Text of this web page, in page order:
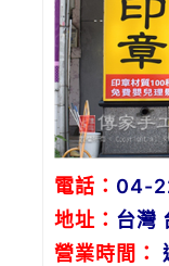
電話： 04-
地址： 台灣
營業時間：